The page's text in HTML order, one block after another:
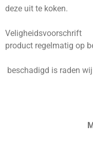
deze uit te koken.
product regelmatig op
beschadigd is raden